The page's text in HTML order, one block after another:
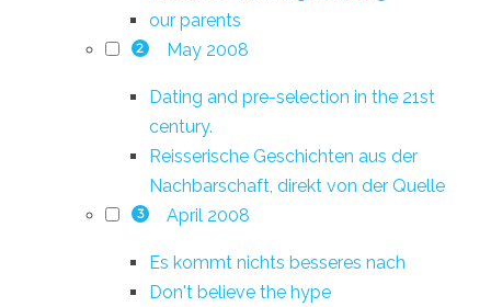
our parents
2 May 2008
Dating and pre-selection in the 21st
century.
Reisserische Geschichten aus der
Nachbarschaft, direkt von der Quelle
3 April 2008
Es kommt nichts besseres nach
Don't believe the hype